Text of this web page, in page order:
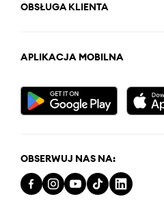
OBSŁUGA KLIENTA
APLIKACJA MOBILNA
OBSERWUJ NAS NA: